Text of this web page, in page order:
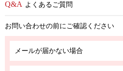
よくあるご質問
お問い合わせの前にご確認ください
メールが届かない場合